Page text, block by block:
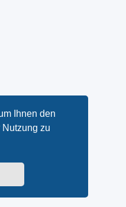
Ihnen den
zu